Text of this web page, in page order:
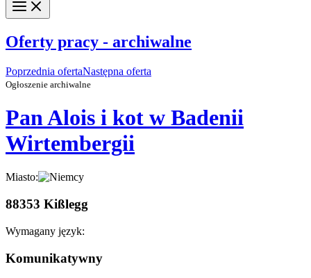
Oferty pracy - archiwalne
Poprzednia ofertaNastępna oferta
Ogłoszenie archiwalne
Pan Alois i kot w Badenii
Wirtembergii
Miasto:
88353 Kißlegg
Wymagany język:
Komunikatywny